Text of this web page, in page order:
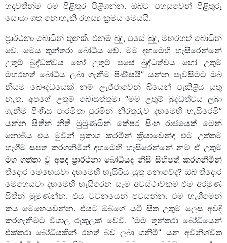
හදවතින්ම එම පිළිතුර පිළිගන්න. ඔබට පහසුවෙන් පිළිතුරු
සොයා ගත නොහැකි රහස්‍ය ක්‍රමය මෙයයි.
ප්‍රාර්ථනා බෝධීන් තුනකි. එනම් බුදු, පසේ බුදු, මහරහත් බෝධීන්
වේ. මෙය තුන්තරා බෝධිය වේ. මම දහමෙහි හැසිරෙන්නේ
උතුම් බුද්ධත්වය හෝ උතුම් පසේ බුද්ධත්වය හෝ උතුම්
මහරහත් බෝධිය ලබා ගැනීම පිණිස‍යි” යන්න පැවසීමට ඔබ
නියම බෞද්ධ‍යෙක් නම් ලැජ්ජාවෙන් බියෙන් පැකිළිය යුතු
නැත. අපගේ උතුම් බෝසත්තුමා “මම උතුම් බුද්ධත්වය ලබා
ගැනීම පිණිස පාරමිතා පුරමින් නිරතුරුව දහමෙහි හැසිරෙමි”
යන්න සිතින් නිති මුමුණමින් කේෂර සිංහ රාජයෙක් මෙන්
නොබිය එය මුවින් ප්‍රකාශ කරමින් ක්‍රියාවෙන්ද එම උත්තම
හැගීම සපත කරගනිමින් දහමෙහි හැසිරෙන්නේ නම් ඒ උතුම්
මග ගත්තා වූ අපද ප්‍රාර්ථනා බෝධියද නිසි සිහිපත් කරගනිමින්
තිදොර මෙහෙයවා දහමෙහි හැසිරිය යුතු නොවේද? ඔබ තිදොර
මෙහෙයවා දහමෙහි හැසිරෙන සෑම අවස්ථාවකම එම අරමුණ
සිතින් මුමුණන්න. එය වචනයෙන් පවසන්න. එම හැගීමෙන්
කය මෙහෙයවන්න. එයට ඔබගේ යටි සිත උතුම් ලෙස අවදි
කරගැනීමට විශාල රුකුලක් වේවි. “මම තුන්තරා බෝධියෙන්
එක්තරා බෝධියකින් රහත් බව ලබා ගනිමි” යන අවිනිශ්චිත